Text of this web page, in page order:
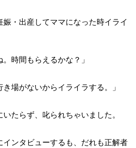
・出産してママになった時イライ
時間もらえるかな？」
場がないからイライラする。」
たらず、叱られちゃいました。
インタビューするも、だれも正解者